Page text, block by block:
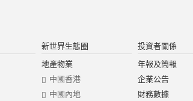
新世界生態圈
地產物業
中國香港
中國內地
投資者關係
年報及簡報
企業公告
財務數據